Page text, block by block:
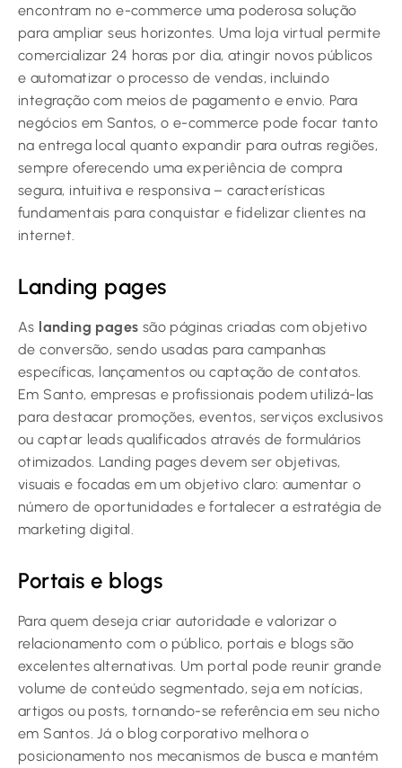
encontram no e-commerce uma poderosa solução
para ampliar seus horizontes. Uma loja virtual permite
comercializar 24 horas por dia, atingir novos públicos
e automatizar o processo de vendas, incluindo
integração com meios de pagamento e envio. Para
negócios em Santos, o e-commerce pode focar tanto
na entrega local quanto expandir para outras regiões,
sempre oferecendo uma experiência de compra
segura, intuitiva e responsiva – características
fundamentais para conquistar e fidelizar clientes na
internet.
Landing pages
As landing pages são páginas criadas com objetivo
de conversão, sendo usadas para campanhas
específicas, lançamentos ou captação de contatos.
Em Santo, empresas e profissionais podem utilizá-las
para destacar promoções, eventos, serviços exclusivos
ou captar leads qualificados através de formulários
otimizados. Landing pages devem ser objetivas,
visuais e focadas em um objetivo claro: aumentar o
número de oportunidades e fortalecer a estratégia de
marketing digital.
Portais e blogs
Para quem deseja criar autoridade e valorizar o
relacionamento com o público, portais e blogs são
excelentes alternativas. Um portal pode reunir grande
volume de conteúdo segmentado, seja em notícias,
artigos ou posts, tornando-se referência em seu nicho
em Santos. Já o blog corporativo melhora o
posicionamento nos mecanismos de busca e mantém